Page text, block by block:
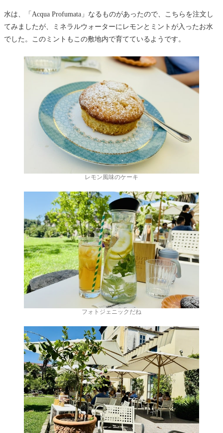
水は、「Acqua Profumata」なるものがあったので、こちらを注文し
てみましたが、ミネラルウォーターにレモンとミントが入ったお水
でした。このミントもこの敷地内で育てているようです。
レモン風味のケーキ
フォトジェニックだね